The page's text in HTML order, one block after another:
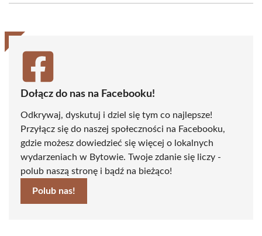
(Twitter)
Dołącz do nas na Facebooku!
Odkrywaj, dyskutuj i dziel się tym co najlepsze!
Przyłącz się do naszej społeczności na Facebooku,
gdzie możesz dowiedzieć się więcej o lokalnych
wydarzeniach w Bytowie. Twoje zdanie się liczy -
polub naszą stronę i bądź na bieżąco!
Polub nas!